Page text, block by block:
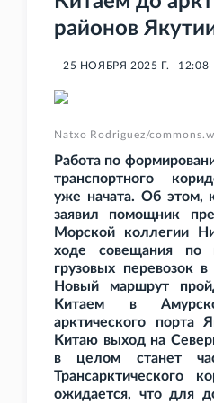
районов
25 НОЯБРЯ 2025 Г. 12:08
Natxo Rodriguez/
Работа по
транспортного
уже начата. Об этом,
заявил помощник
Морской коллегии
ходе совещания по
грузовых перевозок
Новый маршрут
Китаем в
арктического порта
Китаю выход на
в целом станет
Трансарктического
ожидается, что для